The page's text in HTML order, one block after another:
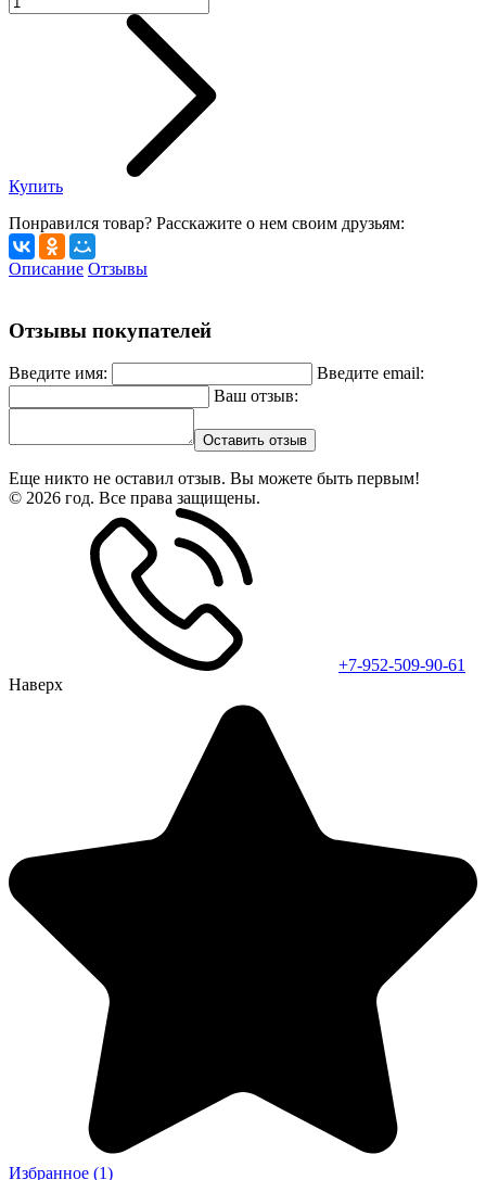
Купить
Понравился товар? Расскажите о нем своим друзьям:
Описание Отзывы
Отзывы покупателей
Введите имя:
Введите email:
Ваш отзыв:
Оставить отзыв
Еще никто не оставил отзыв. Вы можете быть первым!
© 2026 год. Все права защищены.
+7-952-509-90-61
Наверх
Избранное (1)